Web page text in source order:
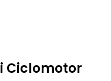
Ciclomotor